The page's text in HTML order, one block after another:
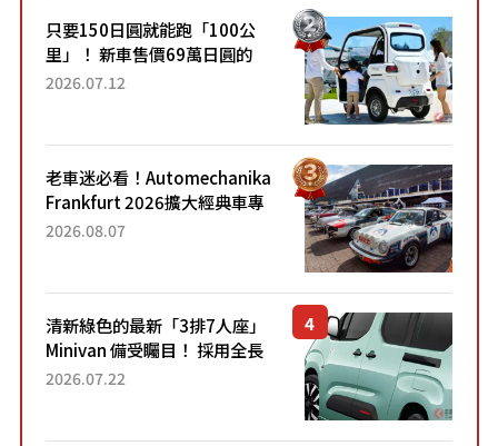
只要150日圓就能跑「100公
里」！ 新車售價69萬日圓的
「3人座」Trike大受歡迎！ 順
2026.07.12
老車迷必看！Automechanika
Frankfurt 2026擴大經典車專
區 1954年珍稀古董車現場修復
2026.08.07
清新綠色的最新「3排7人座」
Minivan 備受矚目！ 採用全長
4.7公尺剛剛好的車身尺寸與
2026.07.22